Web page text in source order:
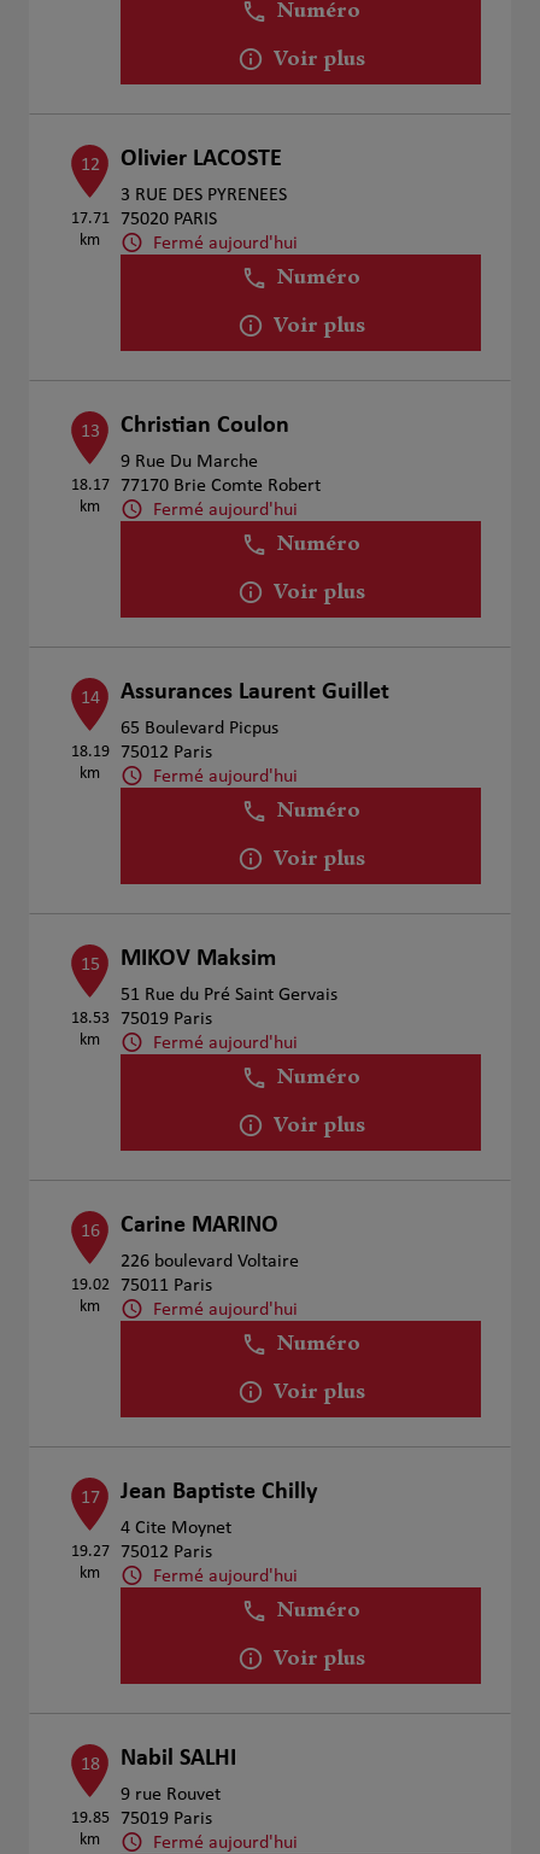
Numéro
Voir plus
12
17.71
km
Olivier LACOSTE
3 RUE DES PYRENEES
75020 PARIS
Fermé aujourd'hui
Numéro
Voir plus
13
18.17
km
Christian Coulon
9 Rue Du Marche
77170 Brie Comte Robert
Fermé aujourd'hui
Numéro
Voir plus
14
18.19
km
Assurances Laurent Guillet
65 Boulevard Picpus
75012 Paris
Fermé aujourd'hui
Numéro
Voir plus
15
18.53
km
MIKOV Maksim
51 Rue du Pré Saint Gervais
75019 Paris
Fermé aujourd'hui
Numéro
Voir plus
16
19.02
km
Carine MARINO
226 boulevard Voltaire
75011 Paris
Fermé aujourd'hui
Numéro
Voir plus
17
19.27
km
Jean Baptiste Chilly
4 Cite Moynet
75012 Paris
Fermé aujourd'hui
Numéro
Voir plus
18
19.85
km
Nabil SALHI
9 rue Rouvet
75019 Paris
Fermé aujourd'hui